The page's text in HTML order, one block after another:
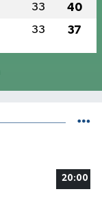
33 40
33 37
20:00